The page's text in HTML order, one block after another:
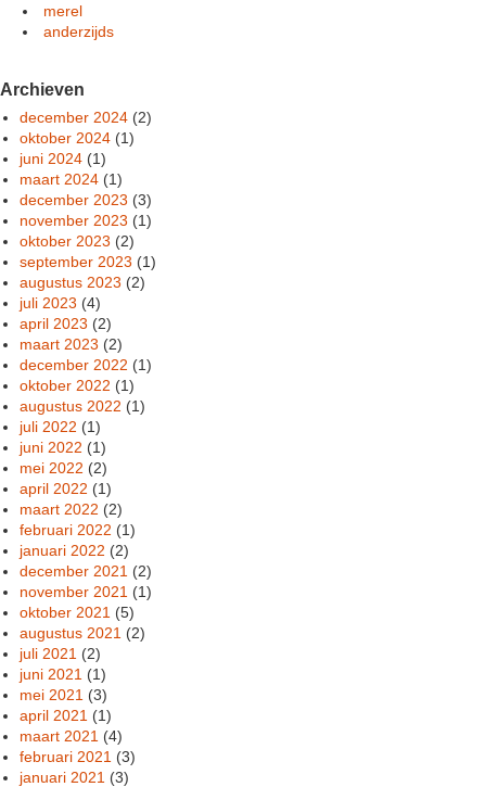
merel
anderzijds
Archieven
december 2024 (2)
oktober 2024 (1)
juni 2024 (1)
maart 2024 (1)
december 2023 (3)
november 2023 (1)
oktober 2023 (2)
september 2023 (1)
augustus 2023 (2)
juli 2023 (4)
april 2023 (2)
maart 2023 (2)
december 2022 (1)
oktober 2022 (1)
augustus 2022 (1)
juli 2022 (1)
juni 2022 (1)
mei 2022 (2)
april 2022 (1)
maart 2022 (2)
februari 2022 (1)
januari 2022 (2)
december 2021 (2)
november 2021 (1)
oktober 2021 (5)
augustus 2021 (2)
juli 2021 (2)
juni 2021 (1)
mei 2021 (3)
april 2021 (1)
maart 2021 (4)
februari 2021 (3)
januari 2021 (3)